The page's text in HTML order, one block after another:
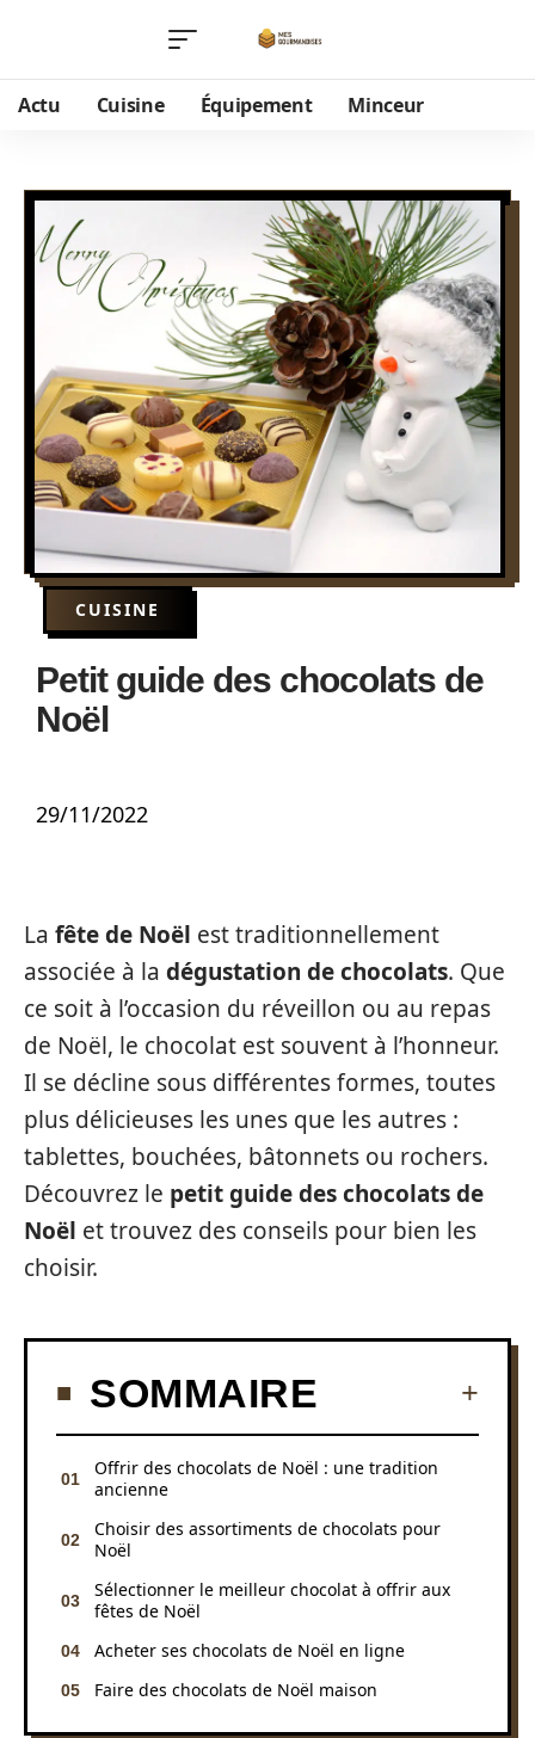
Actu Cuisine Équipement Minceur
CUISINE
Petit guide des chocolats de
Noël
29/11/2022
La fête de Noël est traditionnellement
associée à la dégustation de chocolats. Que
ce soit à l’occasion du réveillon ou au repas
de Noël, le chocolat est souvent à l’honneur.
Il se décline sous différentes formes, toutes
plus délicieuses les unes que les autres :
tablettes, bouchées, bâtonnets ou rochers.
Découvrez le petit guide des chocolats de
Noël et trouvez des conseils pour bien les
choisir.
SOMMAIRE
Offrir des chocolats de Noël : une tradition
ancienne
Choisir des assortiments de chocolats pour
Noël
Sélectionner le meilleur chocolat à offrir aux
fêtes de Noël
Acheter ses chocolats de Noël en ligne
Faire des chocolats de Noël maison